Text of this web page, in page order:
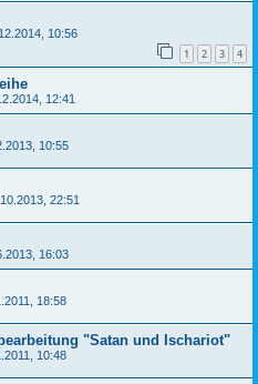
10:56
1 2 3 4
12:41
10:55
22:51
16:03
18:58
"Satan und Ischariot"
10:48